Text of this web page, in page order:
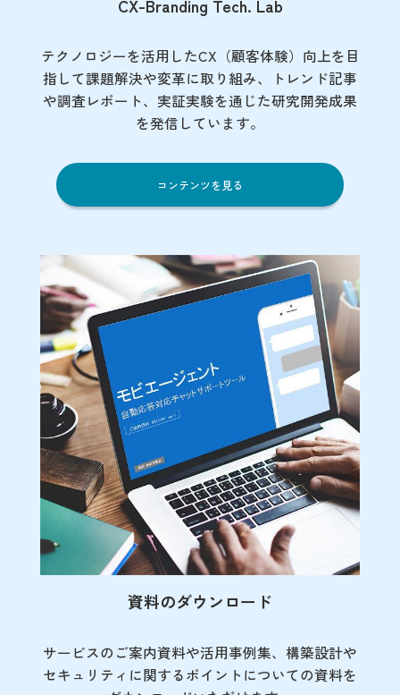
CX-Branding Tech. Lab
テクノロジーを活用したCX（顧客体験）向上を目
指して課題解決や変革に取り組み、トレンド記事
や調査レポート、実証実験を通じた研究開発成果
を発信しています。
コンテンツを見る
資料のダウンロード
サービスのご案内資料や活用事例集、 構築設計や
セキュリティに関するポイントについての資料を